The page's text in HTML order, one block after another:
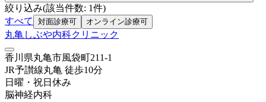
絞り込み(該当件数: 1件)
すべて
対面診療可 オンライン診療可
丸亀しぶや内科クリニック
香川県丸亀市風袋町211-1
JR予讃線丸亀 徒歩10分
日曜・祝日 休み
脳神経内科